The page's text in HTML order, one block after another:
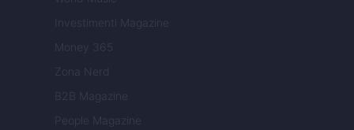
Investimenti Magazine
Money 365
Zona Nerd
B2B Magazine
People Magazine